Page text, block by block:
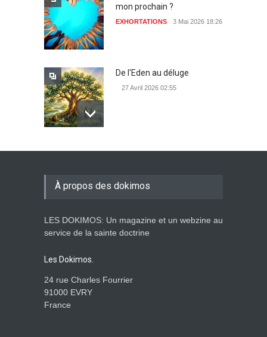
mon prochain ?
EXHORTATIONS 3 Mai 2026 18:26
De l'Eden au déluge
27 Avril 2026 02:55
Avant la fondation du
AMOUR 8 Février 2026 20:10
L’être humain, cet appui
À propos des dokimos
LES DOKIMOS: Un magazine et un webzine au
service de la sainte doctrine
Les Dokimos.
24 rue Charles Fourrier
91000 EVRY
France